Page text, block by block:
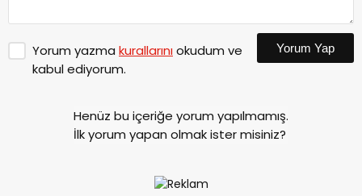
Yorum yazma kurallarınıokudum ve
kabul ediyorum.
Yorum Yap
Henüz bu içeriğe yorum yapılmamış.
İlk yorum yapan olmak ister misiniz?